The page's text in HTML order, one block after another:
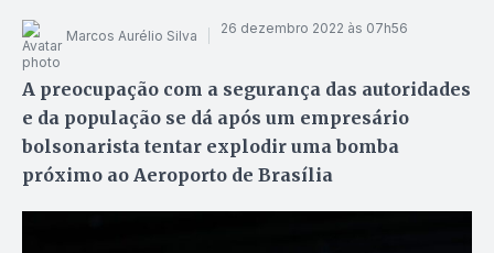
Marcos Aurélio Silva 26 dezembro 2022 às 07h56
A preocupação com a segurança das autoridades
e da população se dá após um empresário
bolsonarista tentar explodir uma bomba
próximo ao Aeroporto de Brasília